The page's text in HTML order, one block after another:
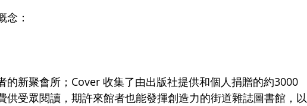
念：
的新聚會所；Cover 收集了由出版社提供和個人捐贈的約3000
供受眾閱讀，期許來館者也能發揮創造力的街道雜誌圖書館，以